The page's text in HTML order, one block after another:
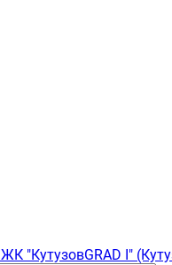
ЖК "КутузовGRAD I"